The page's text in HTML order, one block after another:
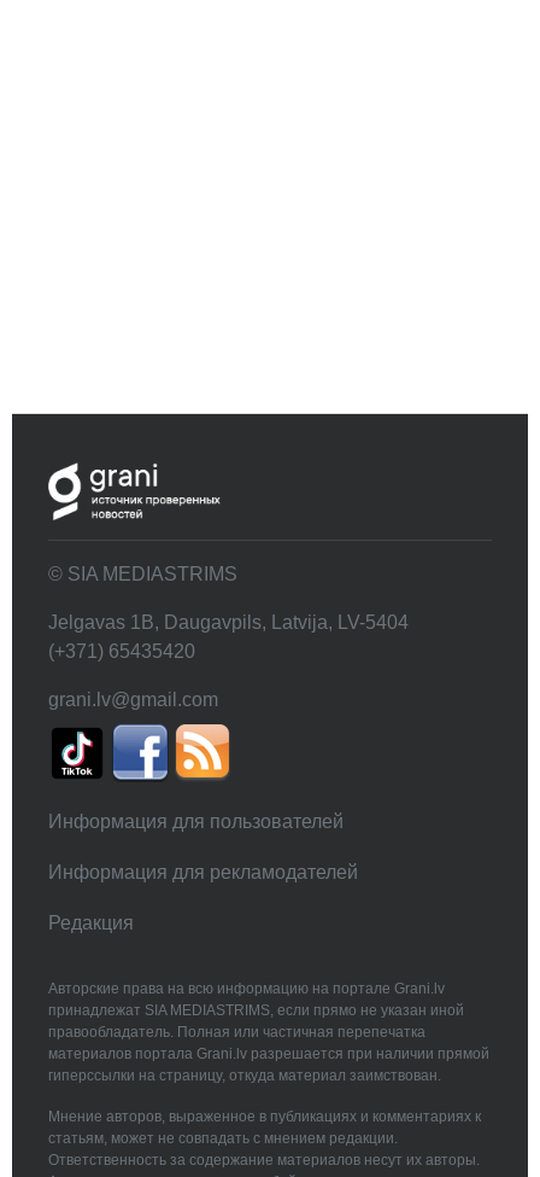
© SIA MEDIASTRIMS
Jelgavas 1B, Daugavpils, Latvija, LV-5404
(+371) 65435420
grani.lv@gmail.com
Информация для пользователей
Информация для рекламодателей
Редакция
Авторские права на всю информацию на портале Grani.lv
принадлежат SIA MEDIASTRIMS, если прямо не указан иной
правообладатель. Полная или частичная перепечатка
материалов портала Grani.lv разрешается при наличии прямой
гиперссылки на страницу, откуда материал заимствован.
Мнение авторов, выраженное в публикациях и комментариях к
статьям, может не совпадать с мнением редакции.
Ответственность за содержание материалов несут их авторы.